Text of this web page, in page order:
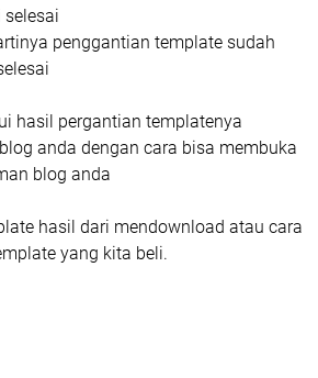
penggantian template sudah
hasil pergantian templatenya
anda dengan cara bisa membuka
blog anda
hasil dari mendownload atau cara
yang kita beli.